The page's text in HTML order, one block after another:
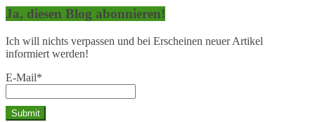
Ja, diesen Blog abonnieren!
Ich will nichts verpassen und bei Erscheinen neuer Artikel
informiert werden!
E-Mail*